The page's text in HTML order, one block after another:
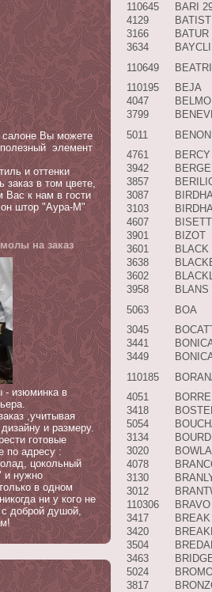
110645
BARI
4129
3166
BATUR
3634
110649
110195
BEJA
4047
3799
5011
4761
3942
3857
3087
3103
4607
3901
BIZOT
3601
BLACK
3638
3602
3958
BLANS
5063
BOA
3045
3441
3449
110185
4051
3418
5054
3134
3020
4078
3130
3012
110306
BRAVO
3417
BREAK
3420
3504
3463
5024
3817
салоне Вы можете
элемент
и оттенки
заказ в том цвете,
Вас к нам в гости
штор "Аура-М"
на заказ
- изюминка в
,учитывая
и размеру.
готовые
по адресу :
цокольный
и нужно
в одном
ни у кого не
доброй душой,